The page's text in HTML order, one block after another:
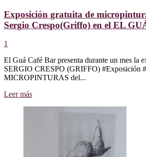
Exposición gratuita de
Sergio Crespo(Griffo) en el EL
1
El Guá Café Bar presenta durante un mes la
SERGIO CRESPO (GRIFFO) #Exposición
MICROPINTURAS del...
Leer másLeer